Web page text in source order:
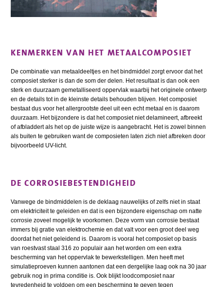
KENMERKEN VAN HET METAALCOMPOSIET
De combinatie van metaaldeeltjes en het bindmiddel zorgt ervoor dat het
composiet sterker is dan de som der delen. Het resultaat is dan ook een
sterk en duurzaam gemetalliseerd oppervlak waarbij het originele ontwerp
en de details tot in de kleinste details behouden blijven. Het composiet
bestaat dus voor het allergrootste deel uit een echt metaal en is daarom
duurzaam. Het bijzondere is dat het composiet niet delamineert, afbreekt
of afbladdert als het op de juiste wijze is aangebracht. Het is zowel binnen
als buiten te gebruiken want de composieten laten zich niet afbreken door
bijvoorbeeld UV-licht.
DE CORROSIEBESTENDIGHEID
Vanwege de bindmiddelen is de deklaag nauwelijks of zelfs niet in staat
om elektriciteit te geleiden en dat is een bijzondere eigenschap om natte
corrosie zoveel mogelijk te voorkomen. Deze vorm van corrosie bestaat
immers bij gratie van elektrochemie en dat valt voor een groot deel weg
doordat het niet geleidend is. Daarom is vooral het composiet op basis
van roestvast staal 316 zo populair aan het worden om een extra
bescherming van het oppervlak te bewerkstelligen. Men heeft met
simulatieproeven kunnen aantonen dat een dergelijke laag ook na 30 jaar
gebruik nog in prima conditie is. Ook blijkt loodcomposiet naar
tevredenheid te voldoen om een bescherming te geven tegen